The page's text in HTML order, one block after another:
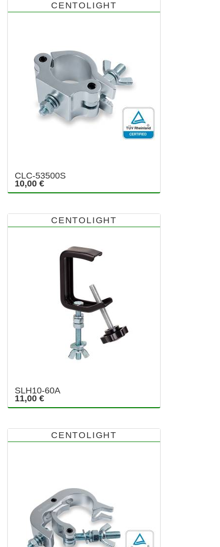
CENTOLIGHT
CLC-53500S
10,00 €
CENTOLIGHT
SLH10-60A
11,00 €
CENTOLIGHT